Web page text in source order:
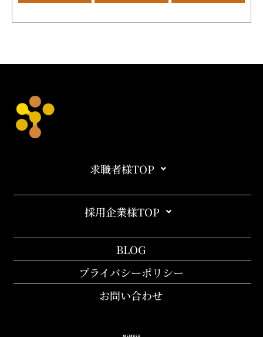
求職者様TOP
採用企業様TOP
BLOG
プライバシーポリシー
お問い合わせ